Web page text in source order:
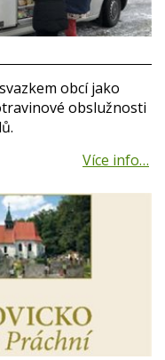
obcí jako
obslužnosti